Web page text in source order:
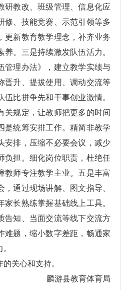
研教改、班级管理、信息化应
修、技能竞赛、示范引领等多
更新教育教学理念，补齐业务
。三是持续激发队伍活力。
管理办法》，建立教学实绩与
晋升、提拔使用、调动交流等
比拼争先和干事创业激情。
关规定，让教师把更多的时间
是统筹安排工作。精简非教学
安排，压缩不必要会议，减少
负担。细化岗位职责，杜绝任
教师专注教学主业。五是丰富
通过现场讲解、图文指导、
长熟练掌握基础线上工具。
告知、当面交流等线下交流方
难题，缩小数字差距，畅通家
关心和支持。
麟游县教育体育局